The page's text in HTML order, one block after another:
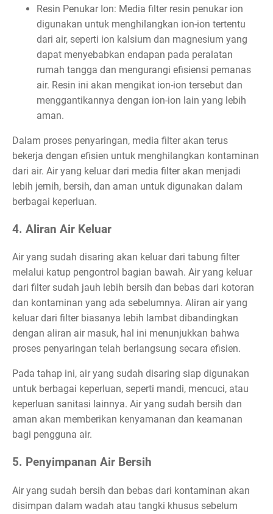
Resin Penukar Ion: Media filter resin penukar ion
digunakan untuk menghilangkan ion-ion tertentu
dari air, seperti ion kalsium dan magnesium yang
dapat menyebabkan endapan pada peralatan
rumah tangga dan mengurangi efisiensi pemanas
air. Resin ini akan mengikat ion-ion tersebut dan
menggantikannya dengan ion-ion lain yang lebih
aman.
Dalam proses penyaringan, media filter akan terus
bekerja dengan efisien untuk menghilangkan kontaminan
dari air. Air yang keluar dari media filter akan menjadi
lebih jernih, bersih, dan aman untuk digunakan dalam
berbagai keperluan.
4. Aliran Air Keluar
Air yang sudah disaring akan keluar dari tabung filter
melalui katup pengontrol bagian bawah. Air yang keluar
dari filter sudah jauh lebih bersih dan bebas dari kotoran
dan kontaminan yang ada sebelumnya. Aliran air yang
keluar dari filter biasanya lebih lambat dibandingkan
dengan aliran air masuk, hal ini menunjukkan bahwa
proses penyaringan telah berlangsung secara efisien.
Pada tahap ini, air yang sudah disaring siap digunakan
untuk berbagai keperluan, seperti mandi, mencuci, atau
keperluan sanitasi lainnya. Air yang sudah bersih dan
aman akan memberikan kenyamanan dan keamanan
bagi pengguna air.
5. Penyimpanan Air Bersih
Air yang sudah bersih dan bebas dari kontaminan akan
disimpan dalam wadah atau tangki khusus sebelum